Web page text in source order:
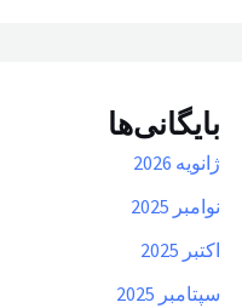
بایگانی‌ها
ژانویه 2026
نوامبر 2025
اکتبر 2025
سپتامبر 2025